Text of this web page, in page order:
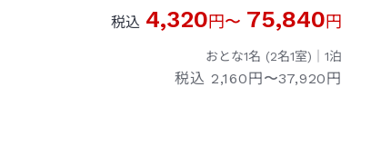
税込 4,320円〜 75,840円
おとな1名 (2名1室)｜ 1泊
税込 2,160円〜37,920円